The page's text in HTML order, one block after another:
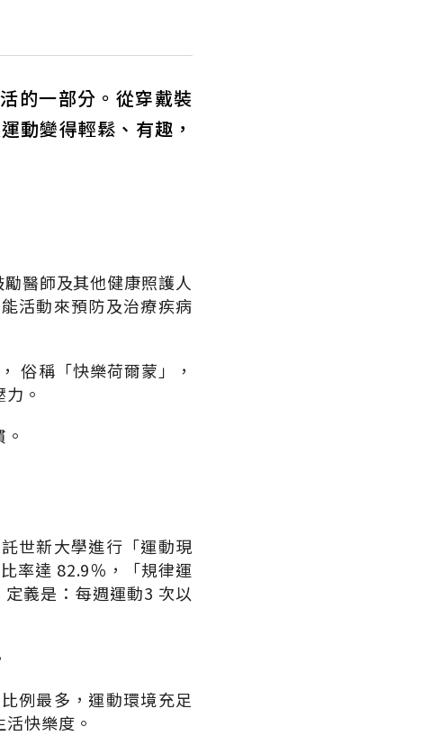
的一部分。從穿戴裝
動變得輕鬆、有趣，
醫師及其他健康照護人
活動來預防及治療疾病
俗稱「快樂荷爾蒙」，
。
世新大學進行「運動現
率達 82.9％，「規律運
義是：每週運動3 次以
例最多，運動環境充足
快樂度。